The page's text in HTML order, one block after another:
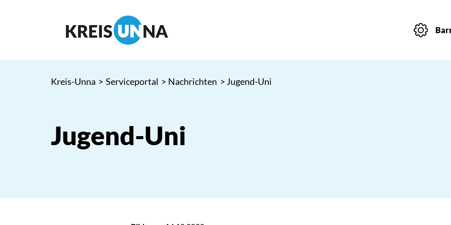
Kreis-Unna > Serviceportal > Nachrichten > Jugend-Uni
Jugend-Uni